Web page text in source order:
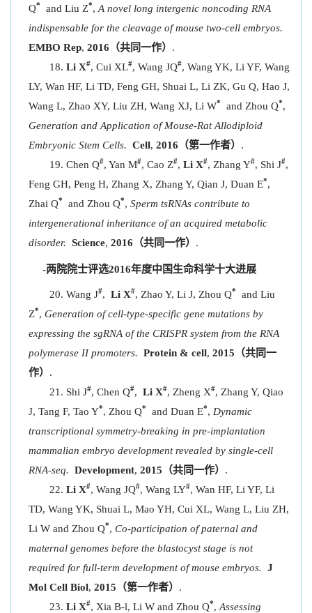
Q* and Liu Z*, A novel long intergenic noncoding RNA
indispensable for the cleavage of mouse two-cell embryos.
EMBO Rep, 2016（共同一作） .
Li X#, Cui XL#, Wang JQ#, Wang YK, Li YF, Wang
LY, Wan HF, Li TD, Feng GH, Shuai L, Li ZK, Gu Q, Hao J,
Wang L, Zhao XY, Liu ZH, Wang XJ, Li W* and Zhou Q*,
Generation and Application of Mouse-Rat Allodiploid
Embryonic Stem Cells. Cell, 2016（第一作者） .
Chen Q#, Yan M#, Cao Z#, Li X#, Zhang Y#, Shi J#,
Feng GH, Peng H, Zhang X, Zhang Y, Qian J, Duan E*,
Zhai Q* and Zhou Q*, Sperm tsRNAs contribute to
intergenerational inheritance of an acquired metabolic
disorder. Science, 2016（共同一作） .
-两院院士评选2016年度中国生命科学十大进展
Wang J#, Li X#, Zhao Y, Li J, Zhou Q*
and Liu
Z*, Generation of cell-type-specific gene mutations by
expressing the sgRNA of the CRISPR system from the RNA
polymerase II promoters. Protein & cell, 2015（共同一
作） .
Shi J#, Chen Q#, Li X#, Zheng X#, Zhang Y, Qiao
J, Tang F, Tao Y*, Zhou Q* and Duan E*, Dynamic
transcriptional symmetry-breaking in pre-implantation
mammalian embryo development revealed by single-cell
RNA-seq. Development, 2015（共同一作） .
Li X#, Wang JQ#, Wang LY#, Wan HF, Li YF, Li
TD, Wang YK, Shuai L, Mao YH, Cui XL, Wang L, Liu ZH,
Li W and Zhou Q*, Co-participation of paternal and
maternal genomes before the blastocyst stage is not
required for full-term development of mouse embryos. J
Mol Cell Biol, 2015（第一作者） .
Li X#, Xia B-l, Li W and Zhou Q*, Assessing